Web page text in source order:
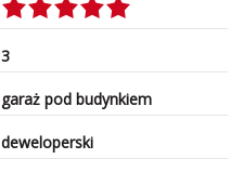
3
garaż pod budynkiem
deweloperski